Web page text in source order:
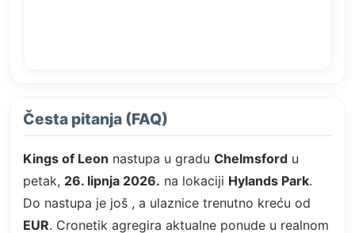
Česta pitanja (FAQ)
Kings of Leon nastupa u gradu Chelmsford u
petak, 26. lipnja 2026. na lokaciji Hylands Park.
Do nastupa je još , a ulaznice trenutno kreću od
EUR. Cronetik agregira aktualne ponude u realnom